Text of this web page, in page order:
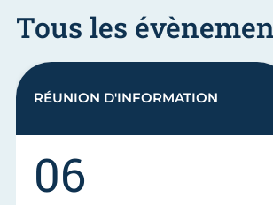
Tous les
06
RÉUNION D'INFORMATION